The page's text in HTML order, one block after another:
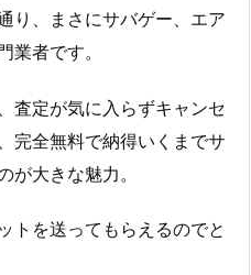
り、まさにサバゲー、エア
業者です。
査定が気に入らずキャンセ
完全無料で納得いくまでサ
が大きな魅力。
トを送ってもらえるのでと